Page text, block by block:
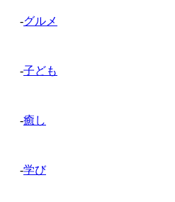
-グルメ
-子ども
-癒し
-学び